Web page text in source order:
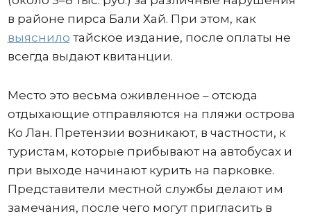
в районе пирса Бали Хай. При этом, как
выяснило тайское издание, после оплаты не
всегда выдают квитанции.
Место это весьма оживленное – отсюда
отдыхающие отправляются на пляжи острова
Ко Лан. Претензии возникают, в частности, к
туристам, которые прибывают на автобусах и
при выходе начинают курить на парковке.
Представители местной службы делают им
замечания, после чего могут пригласить в